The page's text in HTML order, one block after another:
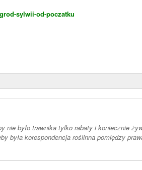
sylwii-od-poczatku
było trawnika tylko rabaty i koniecznie
była korespondencja roślinna pomiędzy